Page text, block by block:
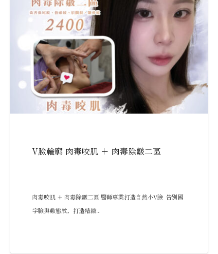
V臉輪廓 肉毒咬肌 + 肉毒除皺二區
肉毒咬肌 ＋ 肉毒除皺二區 醫師專業打造自然小V臉 告別國
字臉與動態紋，打造精緻...